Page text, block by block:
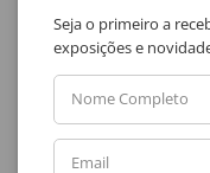
Seja o primeiro a
exposições e
Nome Completo
Email